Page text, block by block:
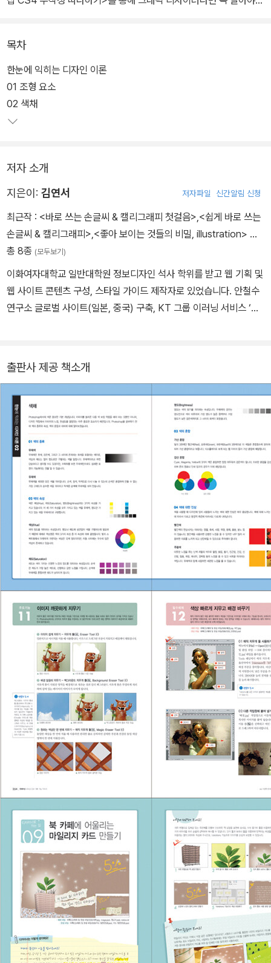
실제 현장에서 활동 중인 디자이너의 현장의 소리와 작업 스토리는
감각적인 디자인 작업을 할 수 있도록 도와준다. 디자인을 전공 중인
신입생부터 취업 예정인 디자이너까지 포토샵으로 할 수 있는 모든
디자인을 제공한다.
목차
한눈에 익히는 디자인 이론
01 조형 요소
02 색채
저자 소개
지은이: 김연서 저자파일 신간알림 신청
최근작 : <바로 쓰는 손글씨 & 캘리그래피 첫걸음>,<쉽게 바로 쓰는
손글씨 & 캘리그래피>,<좋아 보이는 것들의 비밀, illustration> …
총 8종 (모두보기)
이화여자대학교 일반대학원 정보디자인 석사 학위를 받고 웹 기획 및
웹 사이트 콘텐츠 구성, 스타일 가이드 제작자로 있었습니다. 안철수
연구소 글로벌 사이트(일본, 중국) 구축, KT 그룹 이러닝 서비스 ‘KT
이트 기획·PM 데이터 마이닝 프로그램 ‘엘도라도’ UI 인터페이스 디
자인, 이화여대 대외협력처 웹 사이트 제작 등의 프로젝트를 수행하
였습니다. [저서] · 좋아 보이는 것들의 비밀, illustration · 빈티지 디
자인 · 디자인이 즐거운 포토샵 타이포 & 캘리그래피
출판사 제공 책소개